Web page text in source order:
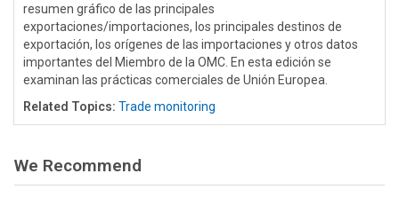
resumen gráfico de las principales
exportaciones/importaciones, los principales destinos de
exportación, los orígenes de las importaciones y otros datos
importantes del Miembro de la OMC. En esta edición se
examinan las prácticas comerciales de Unión Europea.
Related Topics: Trade monitoring
We Recommend